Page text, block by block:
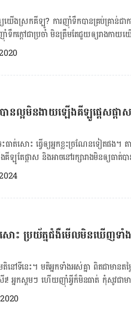
វើ​ឲ្យ​គ្រោះ​ថ្នាក់​ដល់​សុខភាព​ផង​ដែរ បើ​យើ
រ​ញ៉ាំ​អាហារ​បន្ថែម​ដដែល នាំ​ឲ្យ​យើង​លើស​កា
ាត់​បន្ថយ​ឲ្យ​នៅ​តិច​បំផុត​ក្នុង​ការ​ផឹក​ភេសជ្ជៈ​
ល់​ភីហ្សា ​គ្នា​យើង​ដឹង​ហើយ​ថា​ឆ្ងាញ់ ​និង​មា
ថិត​ក្នុង​ផែន​ការ​សម្រក​ទម្ងន់​ គួរ​គិត​ឡើង​វិញ ព្
ោះ​សុខភាព​ ដូច​ជា​ម្សៅ​ចម្រាញ់ និង​សាច់​កែ​ច្នៃ​
យើង​ស្រក​គីឡូ? ការ​ញ៉ាំទឹក​​បាន​គ្រប់​គ្រាន់​ជា​
ាំ​ទឹក​ក្ដៅ​ជា​ប្រ​ចាំ មិន​ត្រឹម​តែ​ជួយ​ឲ្យ​រាង​កាយ​យ
ង​នឹង​ផ្លាស់​
ះ ជួយ​ឲ្យ​យើង​ស្រក​ទម្ងន់​បាន។ ទឹក​ក្ដៅ​​ជួយ​បំ
យ​ដុត​បំផ្លាញ។ ដូច​គ្នា​ដែរ បើ​យើង​ញ៉ាំ​ទឹក​
រី​ដែល​យើង​ញ៉ាំ​បាន​ល្អ ព្រោះ​ថា​ងាយ​ធ្វើ​ឲ្យ​យ
ោះ​ច្រើន​មិន​អាច​គ្រប់​គ្រង​ខ្លួន​ឯង​បាន យើង​អ
ាង​កាយ​ ជំនួយ​ដល់​ការ​រំលាយ​អាហារ ធ្វើ​ឲ្
ប្រយោជន៍​កាន់តែ​
ឆ្មារ និង​ទឹក​ឃ្មុំ​ចូល​បន្តិច​ក៏​បាន​ ដែល​របស់​ទាំ
ានល្អ​មិន​ងាយឡើងគីឡូផ្តេសផ្តា
ធាត់​សោះ ធ្វើ​ឲ្យ​អ្នក​ខ្លះ​ច្រណែន​ទៀត​ផង។ ត
តែ​ផ្ដាស និង​អាច​នៅ​រក្សា​រាង​​មិន​ឲ្យ​ធាត់​ប
ល​មិន​ឡើង​គីឡូ​ផ្ដេស​ផ្ដាស​ មក​ពី​អ្នក​ទាំង​នោះ​គ
ារៈសំខាន់​ណាស់​​ក្នុង​ការ​សម្រក​ទម្ងន់។ ផ្ទុ
ាយ​យើង​នឹង​ផលិត​​អ័រម៉ូន​ករ​ទីសូល (Cortisol)
ាយ​ពិបាក​ក្នុង​ការ​រំលាយ​កាបូអ៊ីដ្រាត ​​ក៏​ដូចជា​​​ដុ
ះ​​យើង​ឃើញ​ស្រី​ៗ​ខ្លះ​ដែល​​មាន​រូបរាង​ស្គម​​​ មិន
ង​ត្រូវ​មើល​បន្ត​ទៀត​ថា​ក្នុង​មួយ​ថ្ងៃៗ​អ្នកទ
ឬ​ដើរ​ទិញ​ឥវ៉ាន់​ជាដើម​។​ ចង់ពិនិត្យមហារីក
ពិនិត្យសុខភាពប្រព័ន្ធរំលាយអាហារ ចុចទីន
ន​រំញោច​អ័រម៉ូន​លីព​ទីន​ ខ្ពស់ ​គឺ​មា​ន​ភាព​ងាយ​
ោះ ប្រយ័ត្នជំងឺមើលមិនឃើញទាំ
ទីនេះ។ មតិអ្នកទាំងអស់គ្នា ពិតជាមានតម្
ត្ត
តនា បាន​ឲ្យ​ដឹង​ថា អ្នក​ដែលស្គម​មិន​ធាត់​អាច​
ា​យើង​ញ៉ាំ​តែ​